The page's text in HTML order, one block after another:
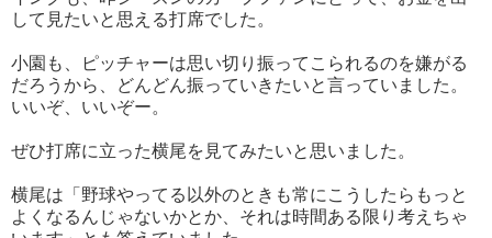
して見たいと思える打席でした。
小園も、ピッチャーは思い切り振ってこられるのを嫌がる
だろうから、どんどん振っていきたいと言っていました。
いいぞ、いいぞー。
ぜひ打席に立った横尾を見てみたいと思いました。
横尾は「野球やってる以外のときも常にこうしたらもっと
よくなるんじゃないかとか、それは時間ある限り考えちゃ